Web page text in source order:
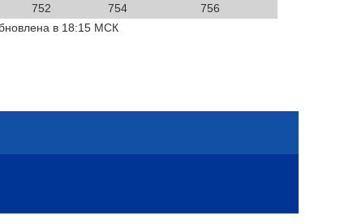
752 754
756
в 18:15 МСК